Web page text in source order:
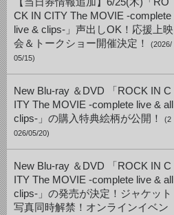
CK IN CITY The MOVIE -complete
live & clips-」声出しOK！応援上映
会＆トークショー開催決定！
(2026/
05/15)
New Blu-ray ＆DVD 「ROCK IN C
ITY The MOVIE -complete live & all
clips-」の購入特典絵柄が公開！
(2
026/05/20)
New Blu-ray ＆DVD 「ROCK IN C
ITY The MOVIE -complete live & all
clips-」の発売が決定！ジャケット
写真同時解禁！オンラインイベン